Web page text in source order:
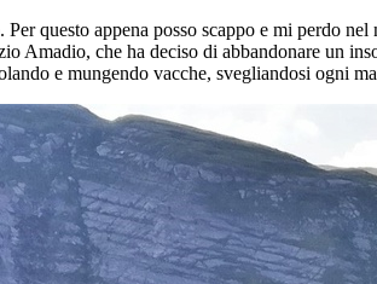
Per questo appena posso scappo e mi perdo
Amadio, che ha deciso di abbandonare un
e mungendo vacche, svegliandosi ogni